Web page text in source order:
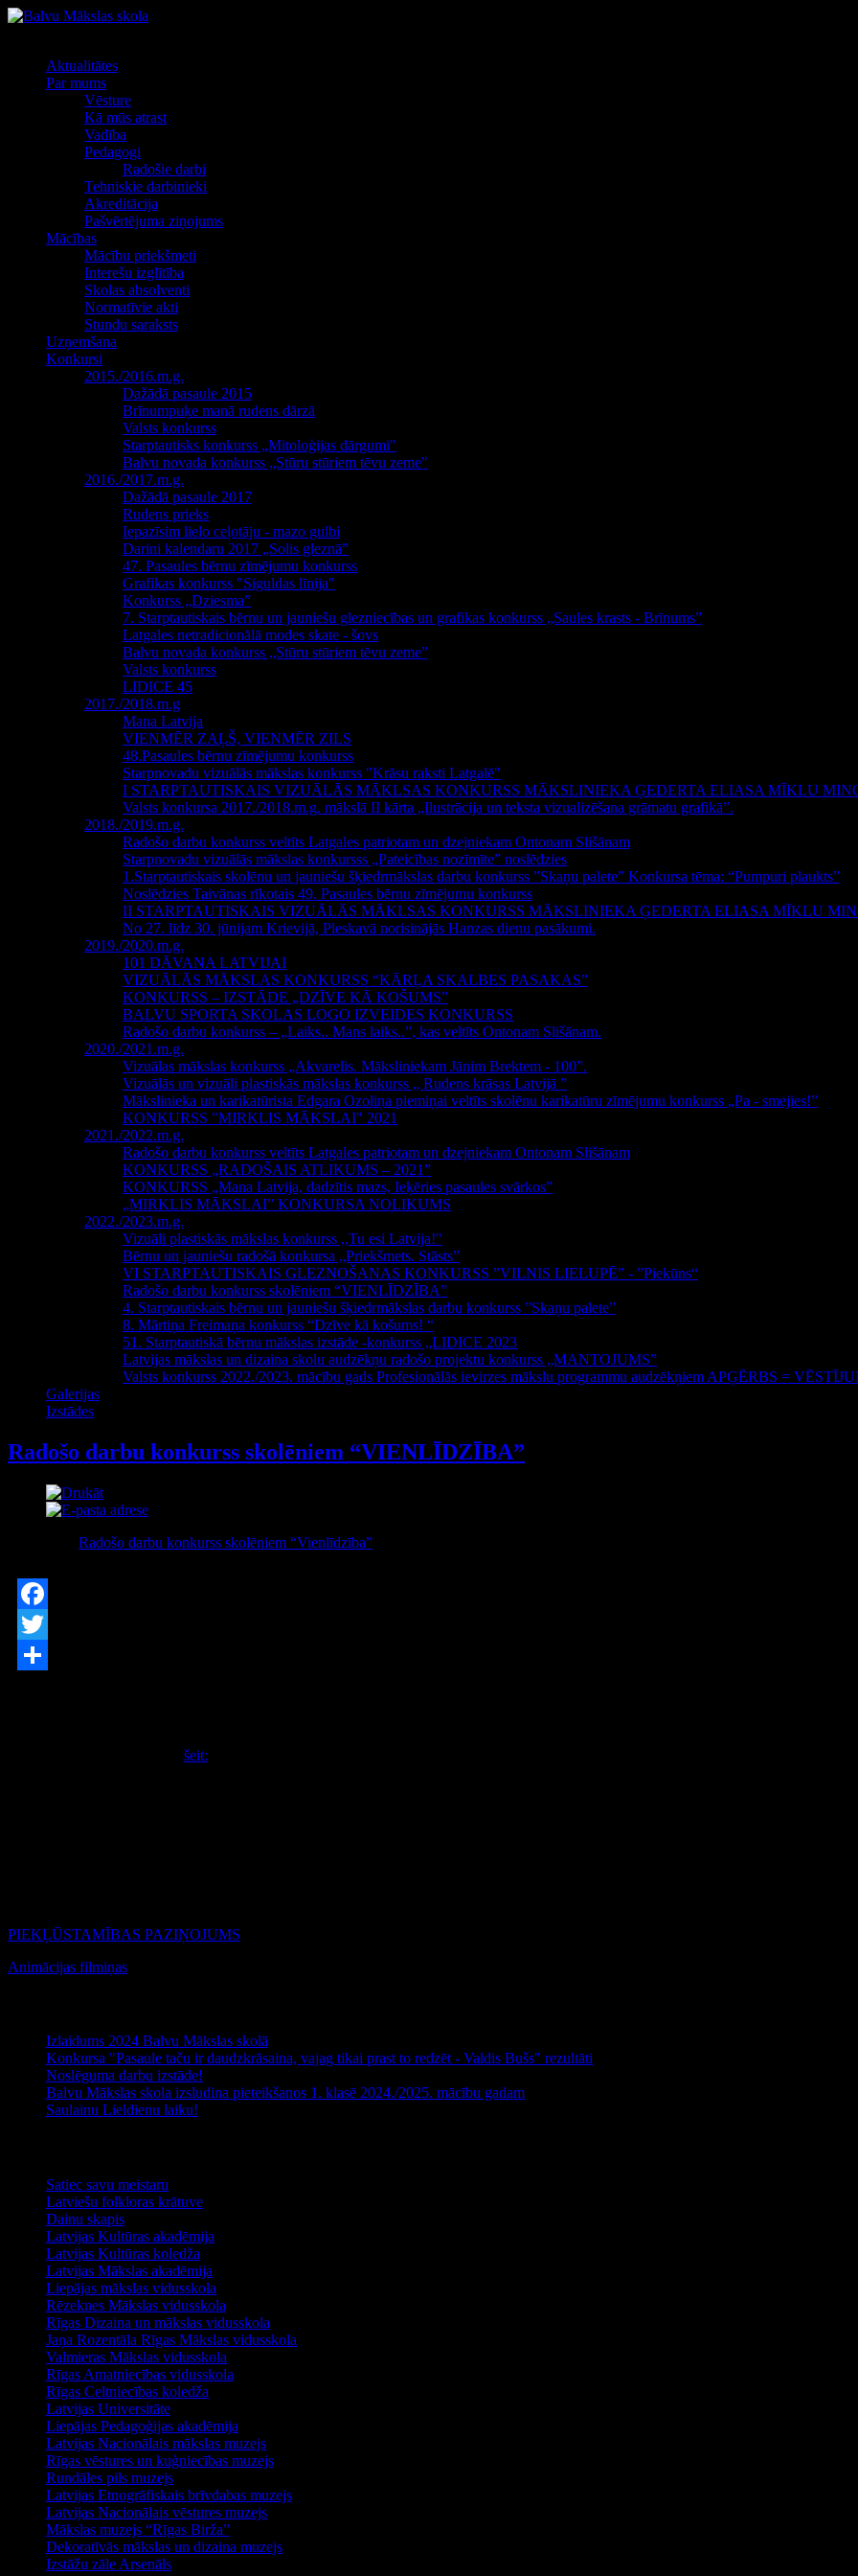
Aktualitātes
Par mums
Vēsture
Kā mūs atrast
Vadība
Pedagogi
Radošie darbi
Tehniskie darbinieki
Akreditācija
Pašvērtējuma ziņojums
Mācības
Mācību priekšmeti
Interešu izglītība
Skolas absolventi
Normatīvie akti
Stundu saraksts
Uzņemšana
Konkursi
2015./2016.m.g.
Dažādā pasaule 2015
Brīnumpuķe manā rudens dārzā
Valsts konkurss
Starptautisks konkurss „Mitoloģijas dārgumi"
Balvu novada konkurss „Stūru stūriem tēvu zeme"
2016./2017.m.g.
Dažādā pasaule 2017
Rudens prieks
Iepazīsim lielo ceļotāju - mazo gulbi
Darini kalendaru 2017 „Solis gleznā”
47. Pasaules bērnu zīmējumu konkurss
Grafikas konkurss "Siguldas līnija"
Konkurss „Dziesma”
7. Starptautiskais bērnu un jauniešu glezniecības un grafikas konkurss „Saules krasts - Brīnums”
Latgales netradicionālā modes skate - šovs
Balvu novada konkurss „Stūru stūriem tēvu zeme”
Valsts konkurss
LIDICE 45
2017./2018.m.g
Mana Latvija
VIENMĒR ZAĻŠ, VIENMĒR ZILS
48.Pasaules bērnu zīmējumu konkurss
Starpnovadu vizuālās mākslas konkurss "Krāsu raksti Latgalē"
I STARPTAUTISKAIS VIZUĀLĀS MĀKLSAS KONKURSS MĀKSLINIEKA ĢEDERTA ELIASA MĪKLU
Valsts konkursa 2017./2018.m.g. mākslā II kārta „Ilustrācija un teksta vizualizēšana grāmatu grafikā”.
2018./2019.m.g.
Radošo darbu konkurss veltīts Latgales patriotam un dzejniekam Ontonam Slišānam
Starpnovadu vizuālās mākslas konkursss „Pateicības nozīmīte” noslēdzies
1.Starptautiskais skolēnu un jauniešu šķiedrmākslas darbu konkurss ”Skaņu palete” Konkursa tēma: “Pumpuri plaukts”
Noslēdzies Taivānas rīkotais 49. Pasaules bērnu zīmējumu konkurss
II STARPTAUTISKAIS VIZUĀLĀS MĀKLSAS KONKURSS MĀKSLINIEKA ĢEDERTA ELIASA MĪKLU
No 27. līdz 30. jūnijam Krievijā, Pleskavā norisinājās Hanzas dienu pasākumi.
2019./2020.m.g.
101 DĀVANA LATVIJAI
VIZUĀLĀS MĀKSLAS KONKURSS “KĀRĻA SKALBES PASAKAS”
KONKURSS – IZSTĀDE „DZĪVE KĀ KOŠUMS”
BALVU SPORTA SKOLAS LOGO IZVEIDES KONKURSS
Radošo darbu konkurss – „Laiks.. Mans laiks..”, kas veltīts Ontonam Slišānam.
2020./2021.m.g.
Vizuālas mākslas konkurss „Akvarelis. Māksliniekam Jānim Brektem - 100”.
Vizuālās un vizuāli plastiskās mākslas konkurss „ Rudens krāsas Latvijā ”
Mākslinieka un karikatūrista Edgara Ozoliņa piemiņai veltīts skolēnu karikatūru zīmējumu konkurss „Pa - smejies!”
KONKURSS "MIRKLIS MĀKSLAI" 2021
2021./2022.m.g.
Radošo darbu konkurss veltīts Latgales patriotam un dzejniekam Ontonam Slišānam
KONKURSS „RADOŠAIS ATLIKUMS – 2021”
KONKURSS „Mana Latvija, dadzītis mazs, Ieķēries pasaules svārkos”
„MIRKLIS MĀKSLAI” KONKURSA NOLIKUMS
2022./2023.m.g.
Vizuāli plastiskās mākslas konkurss ,,Tu esi Latvija!"
Bērnu un jauniešu radošā konkursa „Priekšmets. Stāsts”
VI STARPTAUTISKAIS GLEZNOŠANAS KONKURSS ”VILNIS LIELUPĒ” - ”Piekūns“
Radošo darbu konkurss skolēniem “VIENLĪDZĪBA”
4. Starptautiskais bērnu un jauniešu šķiedrmākslas darbu konkurss ”Skaņu palete”
8. Mārtiņa Freimaņa konkurss “Dzīve kā košums! “
51. Starptautiskā bērnu mākslas izstāde -konkurss „LIDICE 2023
Latvijas mākslas un dizaina skolu audzēkņu radošo projektu konkurss „MANTOJUMS”
Valsts konkurss 2022./2023. mācību gads Profesionālās ievirzes mākslu programmu audzēkņiem APĢĒRBS =
Galerijas
Izstādes
Radošo darbu konkurss skolēniem “VIENLĪDZĪBA”
Radošo darbu konkurss skolēniem “Vienlīdzība”
Facebook
Twitter
šeit:
PIEKĻŪSTAMĪBAS PAZIŅOJUMS
Animācijas filmiņas
Izlaidums 2024 Balvu Mākslas skolā
Konkursa "Pasaule taču ir daudzkrāsaina, vajag tikai prast to redzēt - Valdis Bušs" rezultāti
Noslēguma darbu izstāde!
Balvu Mākslas skola izsludina pieteikšanos 1. klasē 2024./2025. mācību gadam
Saulainu Lieldienu laiku!
Satiec savu meistaru
Latviešu folkloras krātuve
Dainu skapis
Latvijas Kultūras akadēmija
Latvijas Kultūras koledža
Latvijas Mākslas akadēmija
Liepājas mākslas vidusskola
Rēzeknes Mākslas vidusskola
Rīgas Dizaina un mākslas vidusskola
Jaņa Rozentāla Rīgas Mākslas vidusskola
Valmieras Mākslas vidusskola
Rīgas Amatniecības vidusskola
Rīgas Celtniecības koledža
Latvijas Universitāte
Liepājas Pedagoģijas akadēmija
Latvijas Nacionālais mākslas muzejs
Rīgas vēstures un kuģniecības muzejs
Rundāles pils muzejs
Latvijas Etnogrāfiskais brīvdabas muzejs
Latvijas Nacionālais vēstures muzejs
Mākslas muzejs “Rīgas Birža”
Dekoratīvās mākslas un dizaina muzejs
Izstāžu zāle Arsenāls